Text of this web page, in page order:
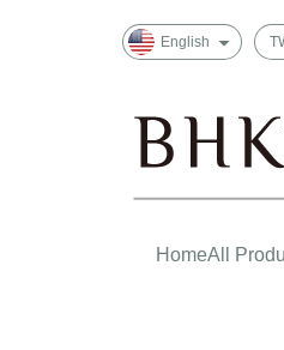
English
HomeAll